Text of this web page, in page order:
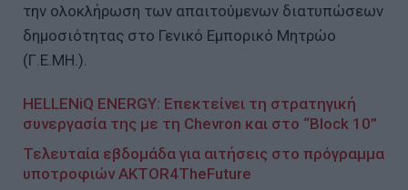
την ολοκλήρωση των απαιτούμενων διατυπώσεων
δημοσιότητας στο Γενικό Εμπορικό Μητρώο
(Γ.Ε.ΜΗ.).
HELLENiQ ENERGY: Επεκτείνει τη στρατηγική
συνεργασία της με τη Chevron και στο “Block 10”
Τελευταία εβδομάδα για αιτήσεις στο πρόγραμμα
υποτροφιών AKTOR4TheFuture